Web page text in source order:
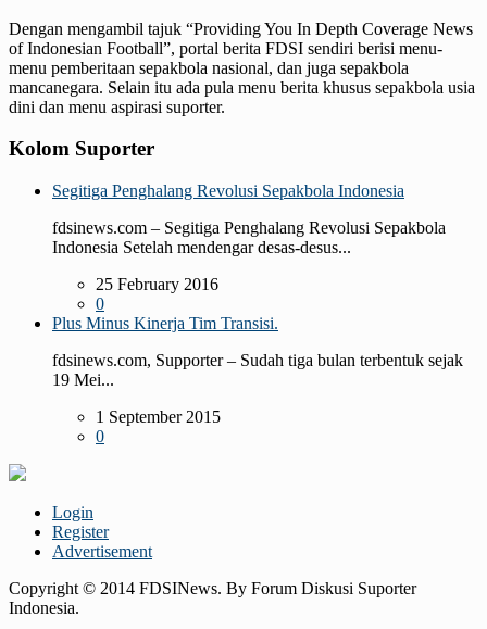
Dengan mengambil tajuk “Providing You In Depth Coverage News
of Indonesian Football”, portal berita FDSI sendiri berisi menu-
menu pemberitaan sepakbola nasional, dan juga sepakbola
mancanegara. Selain itu ada pula menu berita khusus sepakbola usia
dini dan menu aspirasi suporter.
Kolom Suporter
Segitiga Penghalang Revolusi Sepakbola Indonesia
fdsinews.com – Segitiga Penghalang Revolusi Sepakbola
Indonesia Setelah mendengar desas-desus...
25 February 2016
0
Plus Minus Kinerja Tim Transisi.
fdsinews.com, Supporter – Sudah tiga bulan terbentuk sejak
19 Mei...
1 September 2015
0
Login
Register
Advertisement
Copyright © 2014 FDSINews. By Forum Diskusi Suporter
Indonesia.